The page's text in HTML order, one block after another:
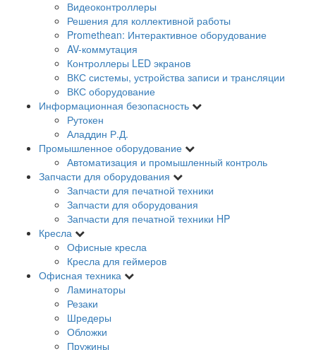
Видеоконтроллеры
Решения для коллективной работы
Promethean: Интерактивное оборудование
AV-коммутация
Контроллеры LED экранов
ВКС системы, устройства записи и трансляции
ВКС оборудование
Информационная безопасность
Рутокен
Аладдин Р.Д.
Промышленное оборудование
Автоматизация и промышленный контроль
Запчасти для оборудования
Запчасти для печатной техники
Запчасти для оборудования
Запчасти для печатной техники HP
Кресла
Офисные кресла
Кресла для геймеров
Офисная техника
Ламинаторы
Резаки
Шредеры
Обложки
Пружины